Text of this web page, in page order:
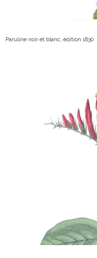
Paruline noir et blanc, édition 1830